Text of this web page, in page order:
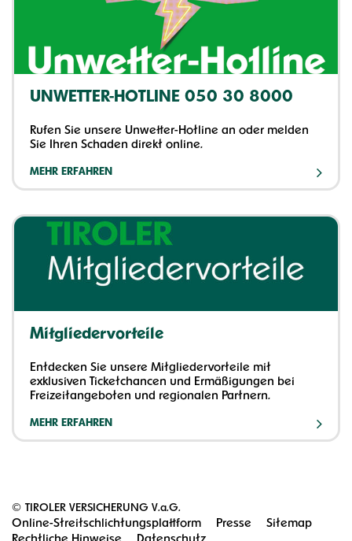
UNWETTER-HOTLINE 050 30 8000
Rufen Sie unsere Unwetter-Hotline an oder melden
Sie Ihren Schaden direkt online.
MEHR ERFAHREN
Mitgliedervorteile
Entdecken Sie unsere Mitgliedervorteile mit
exklusiven Ticketchancen und Ermäßigungen bei
Freizeitangeboten und regionalen Partnern.
MEHR ERFAHREN
© TIROLER VERSICHERUNG V.a.G.
Online-Streitschlichtungsplattform
Presse
Sitemap